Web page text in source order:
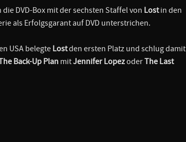
DVD-Box mit der sechsten Staffel von Lostin den
als Erfolgsgarant auf DVD unterstrichen.
USA belegte Lostden ersten Platz und schlug damit
Back-Up PlanmitJennifer LopezoderThe Last